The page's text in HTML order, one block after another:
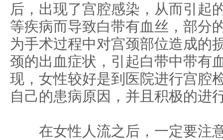
后，出现了宫腔感染，从而引起
等疾病而导致白带有血丝，部分
为手术过程中对宫颈部位造成的
颈的出血症状，引起白带中带有
现，女性较好是到医院进行宫腔
自己的患病原因，并且积极的进
在女性人流之后，一定要注